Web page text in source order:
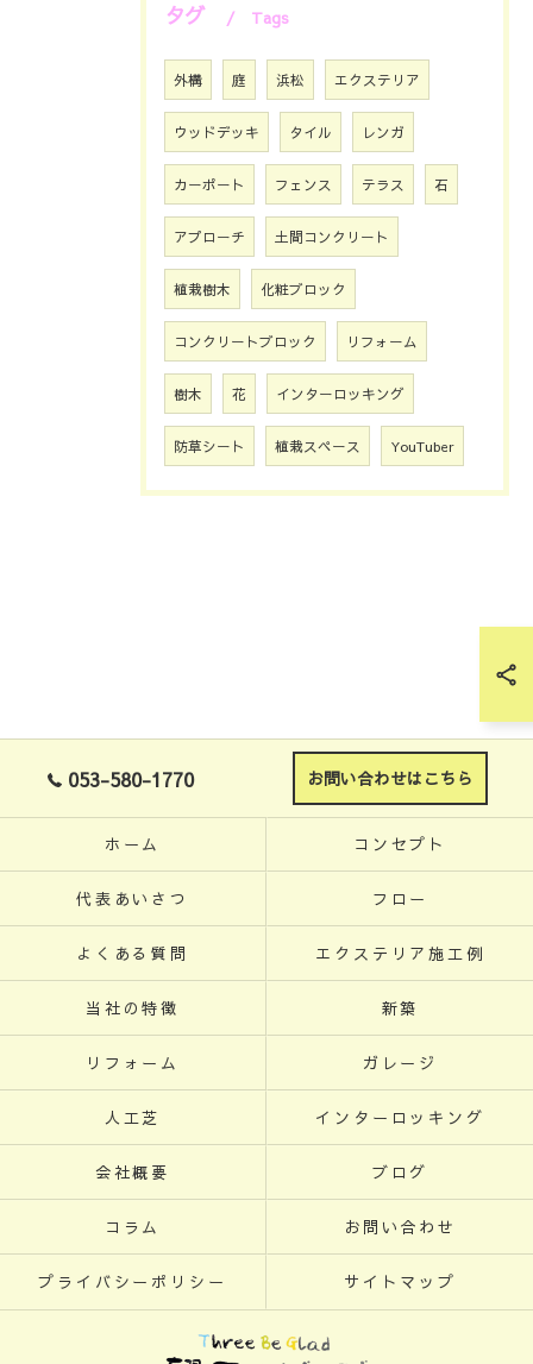
タグ Tags
外構 庭 浜松 エクステリア
ウッドデッキ タイル レンガ
カーポート フェンス テラス 石
アプローチ 土間コンクリート
植栽樹木 化粧ブロック
コンクリートブロック リフォーム
樹木 花 インターロッキング
防草シート 植栽スペース YouTuber
053-580-1770 お問い合わせはこちら
ホーム コンセプト
代表あいさつ フロー
よくある質問 エクステリア施工例
当社の特徴 新築
リフォーム ガレージ
人工芝 インターロッキング
会社概要 ブログ
コラム お問い合わせ
プライバシーポリシー サイトマップ